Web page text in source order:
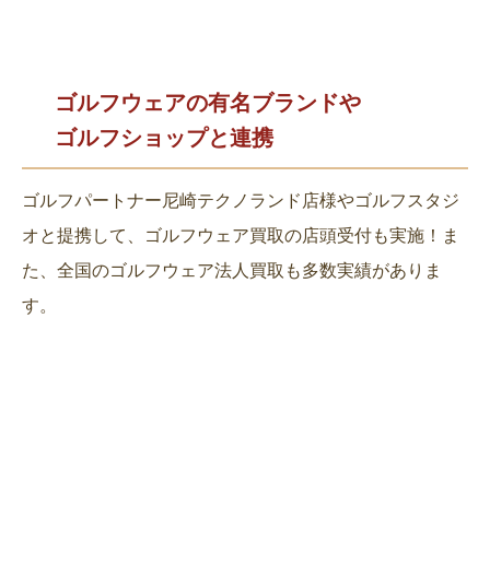
ゴルフウェアの有名ブランドや
ゴルフショップと連携
ゴルフパートナー尼崎テクノランド店様やゴルフスタジ
オと提携して、ゴルフウェア買取の店頭受付も実施！ま
た、全国のゴルフウェア法人買取も多数実績がありま
す。